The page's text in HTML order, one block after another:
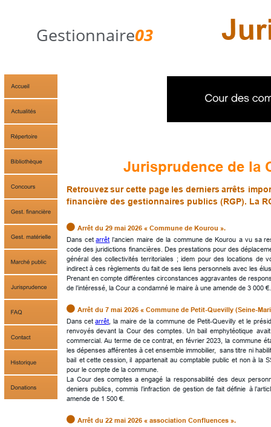
Gestionnaire03
Jurisprudence de la
Retrouvezsur cette page les derniers arrêts
financière des gestionnaires publics (RGP). La
 Arrêt du 29 mai 2026 « Commune de Kourou ».
Dans cet arrêt l’ancien maire de la commune de Kourou a vu sa
code des juridictions financières. Des prestations pour des
général des collectivités territoriales ; idem pour des locations de
indirect à ces règlements du fait de ses liens personnels avec les
Prenant en compte différentes circonstances aggravantes de
de l’intéressé, la Cour a condamné le maire à une amende de 3 000 €.
 Arrêt du 7 mai 2026 « Commune de Petit-Quevilly (Seine-
Dans cet arrêt, la maire de la commune de Petit-Quevilly et le
renvoyés devant la Cour des comptes. Un bail emphytéotique avait
commercial. Au terme de ce contrat, en février 2023, la commune
les dépenses afférentes à cet ensemble immobilier, sans titre ni
bail et cette cession, il appartenait au comptable public et non à la
pour le compte de la commune.
La Cour des comptes a engagé la responsabilité des deux
deniers publics, commis l’infraction de gestion de fait définie à
amende de 1 500 €.
 Arrêt du 22 mai 2026 « association Confluences ».